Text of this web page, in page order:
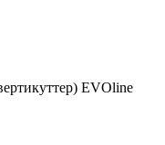
EVOline